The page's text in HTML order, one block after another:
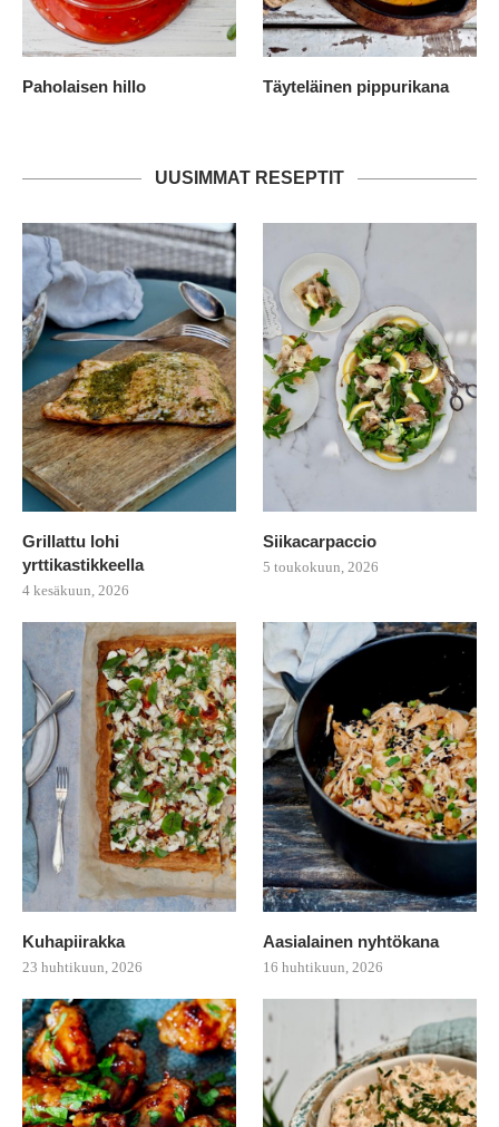
Paholaisen hillo Täyteläinen pippurikana
UUSIMMAT RESEPTIT
Grillattu lohi
yrttikastikkeella
4 kesäkuun, 2026
Siikacarpaccio
5 toukokuun, 2026
Kuhapiirakka
23 huhtikuun, 2026
Aasialainen nyhtökana
16 huhtikuun, 2026